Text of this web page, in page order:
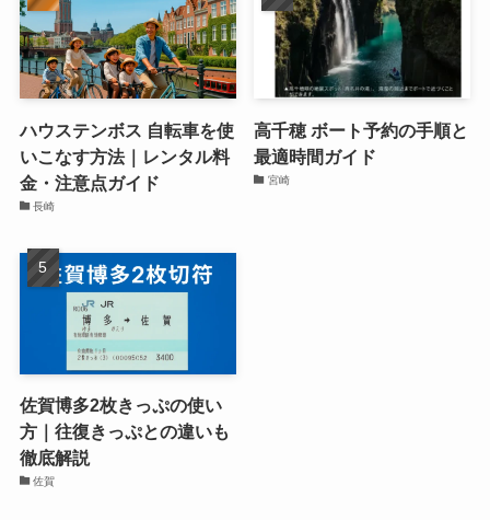
ハウステンボス 自転車を使
いこなす方法｜レンタル料
金・注意点ガイド
長崎
高千穂 ボート予約の手順と
最適時間ガイド
宮崎
佐賀博多2枚きっぷの使い
方｜往復きっぷとの違いも
徹底解説
佐賀